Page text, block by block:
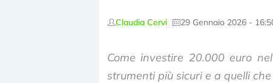
Claudia Cervi 29 Gennaio 2026 -
Come investire 20.000 euro
strumenti più sicuri e a quelli